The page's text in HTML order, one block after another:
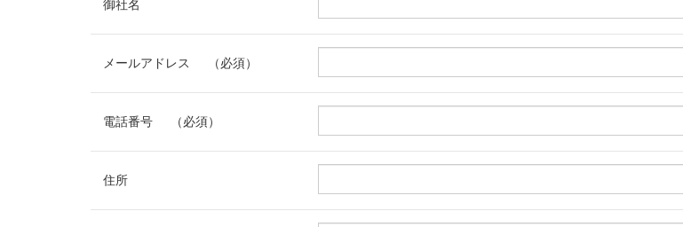
御社名
メールアドレス （必須）
電話番号 （必須）
住所